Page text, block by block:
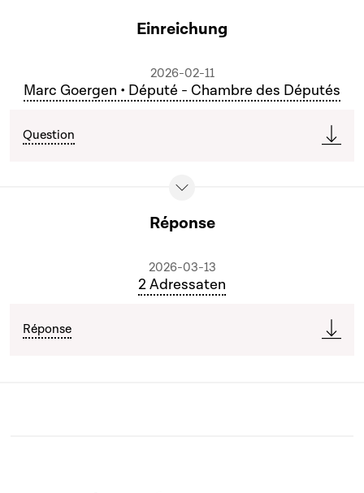
Einreichung
2026-02-11
Marc Goergen • Député - Chambre des Députés
Question
Réponse
2026-03-13
2 Adressaten
Réponse